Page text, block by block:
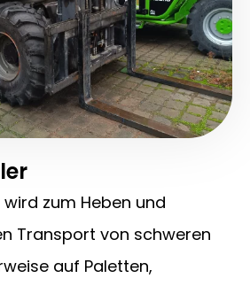
zum Heben und
Transport von schweren
auf Paletten,